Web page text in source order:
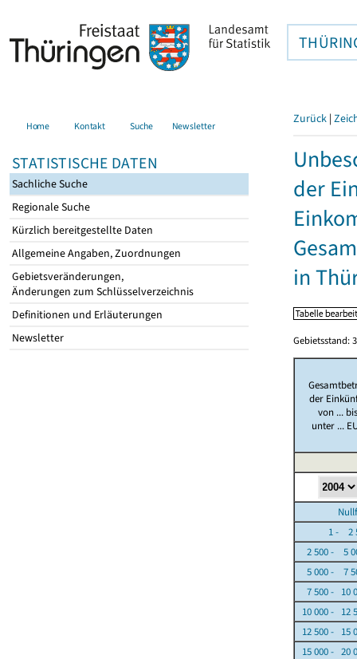
Home Kontakt Suche Newsletter
STATISTISCHE DATEN
Sachliche Suche
Regionale Suche
Kürzlich bereitgestellte Daten
Allgemeine Angaben, Zuordnungen
Gebietsveränderungen,
Änderungen zum Schlüsselverzeichnis
Definitionen und Erläuterungen
Newsletter
Zurück |
der
in
Gebietsstand:
der
von ...
unter ...
1 - 2
2 500 - 5
5 000 - 7
7 500 - 10
10 000 - 12
12 500 - 15
15 000 - 20